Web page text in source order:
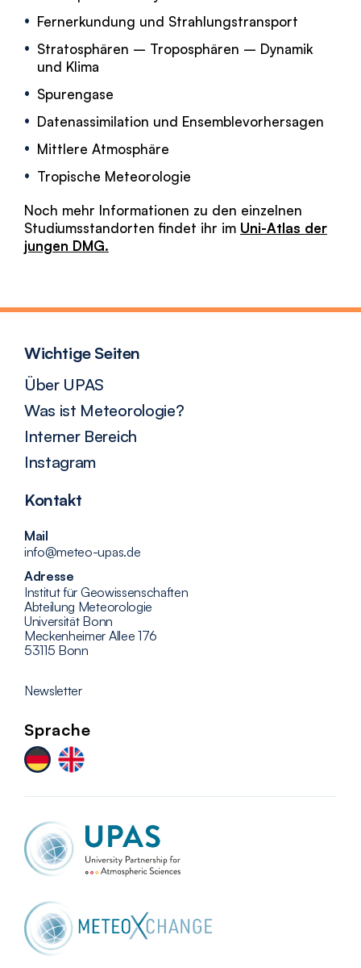
Fernerkundung und Strahlungstransport
Stratosphären – Troposphären – Dynamik
und Klima
Spurengase
Datenassimilation und Ensemblevorhersagen
Mittlere Atmosphäre
Tropische Meteorologie
Noch mehr Informationen zu den einzelnen
Studiumsstandorten findet ihr im Uni-Atlas der
jungen DMG.
Wichtige Seiten
Über UPAS
Was ist Meteorologie?
Interner Bereich
Instagram
Kontakt
Mail
info@meteo-upas.de
Adresse
Institut für Geowissenschaften
Abteilung Meteorologie
Universität Bonn
Meckenheimer Allee 176
53115 Bonn
Newsletter
Sprache